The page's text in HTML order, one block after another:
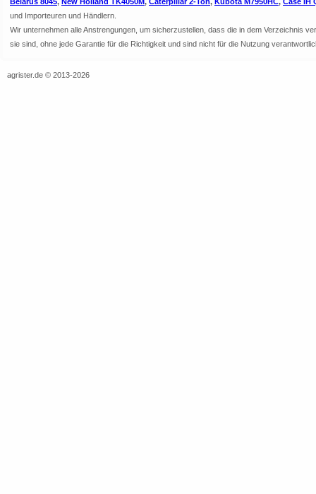
und Importeuren und Händlern.
Wir unternehmen alle Anstrengungen, um sicherzustellen, dass die in dem Verzeichnis
sie sind, ohne jede Garantie für die Richtigkeit und sind nicht für die Nutzung
agrister.de © 2013-2026